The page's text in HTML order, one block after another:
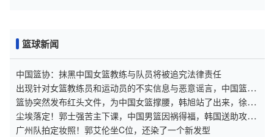
篮球新闻
中国篮协：抹黑中国女篮教练与队员将被追究法律责任
出现针对女篮教练员和运动员的不实信息与恶意谣言，中国篮球
协会发声明：恶意损害中国女篮成员及团队形象，将保留通过法
律途径追责的权利
篮协突然发布红头文件，为中国女篮撑腰，韩旭站了出来，徐杰
躺枪
尘埃落定！郭士强苦主下课，中国男篮因祸得福，韩国送助攻，
世界杯稳了
广州队拍定妆照！郭艾伦坐C位，还染了一个新发型